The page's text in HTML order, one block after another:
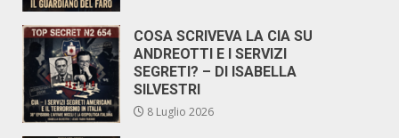
COSA SCRIVEVA LA CIA SU
ANDREOTTI E I SERVIZI
SEGRETI? – DI ISABELLA
SILVESTRI
8 Luglio 2026